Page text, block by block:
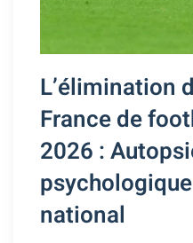
L’élimination
France de
2026 :
national